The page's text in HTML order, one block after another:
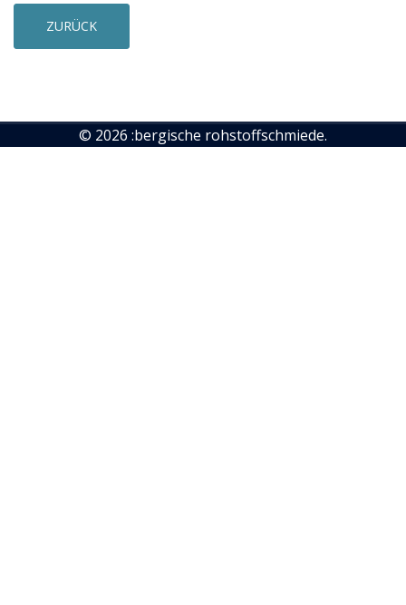
ZURÜCK
© 2026 :bergische rohstoffschmiede.